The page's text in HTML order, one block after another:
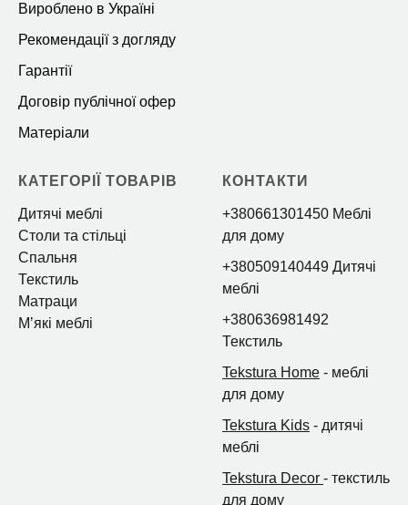
Вироблено в Україні
Рекомендації з догляду
Гарантії
Договір публічної офер
Матеріали
КАТЕГОРІЇ ТОВАРІВ
Дитячі меблі
Столи та стільці
Спальня
Текстиль
Матраци
Мʼякі меблі
КОНТАКТИ
+380661301450 Меблі
для дому
+380509140449 Дитячі
меблі
+380636981492
Текстиль
Tekstura Home - меблі
для дому
Tekstura Kids - дитячі
меблі
Tekstura Decor - текстиль
для дому